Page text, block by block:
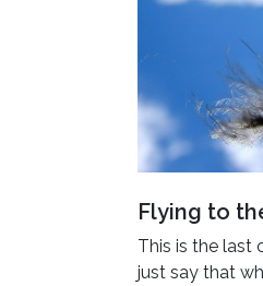
Flying to
This is the last
just say that